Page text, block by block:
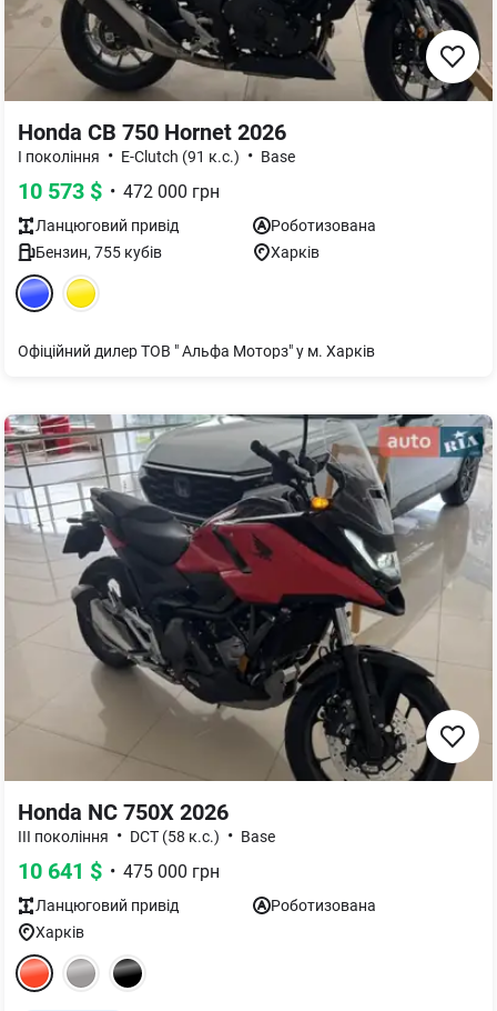
Honda CB 750 Hornet 2026
I покоління • E-Clutch (91 к.с.) • Base
10 573 $ • 472 000 грн
Ланцюговий привід
Роботизована
Бензин, 755 кубів Харків
Офіційний дилер ТОВ " Альфа Моторз" у м. Харків
Honda NC 750X 2026
III покоління • DCT (58 к.с.) • Base
10 641 $ • 475 000 грн
Ланцюговий привід
Роботизована
Харків